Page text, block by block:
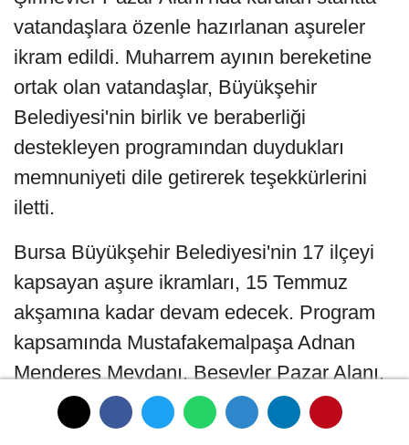
vatandaşlara özenle hazırlanan aşureler
ikram edildi. Muharrem ayının bereketine
ortak olan vatandaşlar, Büyükşehir
Belediyesi'nin birlik ve beraberliği
destekleyen programından duydukları
memnuniyeti dile getirerek teşekkürlerini
iletti.
Bursa Büyükşehir Belediyesi'nin 17 ilçeyi
kapsayan aşure ikramları, 15 Temmuz
akşamına kadar devam edecek. Program
kapsamında Mustafakemalpaşa Adnan
Menderes Meydanı, Beşevler Pazar Alanı,
Büyükorhan Meydanı, İhsaniye Pazar
Alanı, İznik Pazar Alanı, Yenişehir